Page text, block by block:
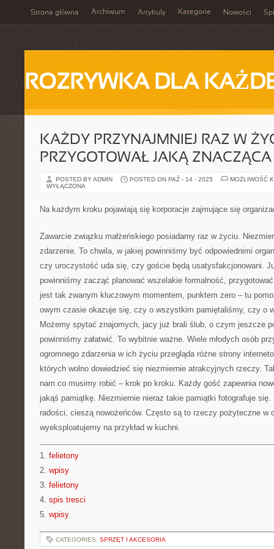
Strona główna Archiwum Artykuły Kategorie Nowości
ROZRYWKA DLA
KAŻDY PRZYNAJMNIEJ RAZ W
PRZYGOTOWAŁ JAKĄ
POSTED BY ADMIN POSTED ON PAŹ - 14 - 2025
MOŻLIWOŚĆ
WYŁĄCZONA
Na każdym kroku pojawiają się korporacje zajmujące się
Zawarcie związku małżeńskiego posiadamy raz w życiu.
zdarzenie. To chwila, w jakiej powinniśmy być odpowiednimi
czy uroczystość uda się, czy goście będą usatysfakcjonowani.
powinniśmy zacząć planować wszelakie formalność,
jest tak zwanym kluczowym momentem, punktem zero – tu
owym czasie okazuje się, czy o wszystkim pamiętaliśmy, czy o
Możemy spytać znajomych, jacy już brali ślub, o czym jeszcze
powinniśmy załatwić. To wybitnie ważne. Wiele młodych osób
ogromnego zdarzenia w ich życiu przegląda różne strony
których wolno dowiedzieć się niezmiernie atrakcyjnych rzeczy.
nam co musimy robić – krok po kroku. Każdy gość zapewnia
jakąś pamiątkę. Niezmiernie nieraz takie pamiątki fotografuje
radości, cieszą nowożeńców. Często są to rzeczy pożyteczne w
wyeksploatujemy na przykład w kuchni.
1. felietony
2. wpisy
3. felietony
4. spis tresci
5. wpisy
CATEGORIES: SPRZĘT I AKCESORIA